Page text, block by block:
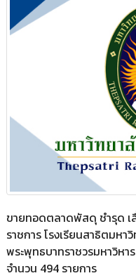
ขายทอดตลาดพัสดุ ชำรุด เ
ราชการ โรงเรียนสาธิตมห
พระพุทธบาทราชวรมหาวิหา
จำนวน 494 รายการ